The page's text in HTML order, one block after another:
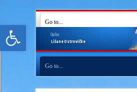
Open toolbar
LišaneOstrovičke
Općina